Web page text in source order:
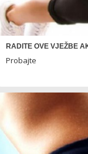
RADITE OVE VJEŽBE
Probajte